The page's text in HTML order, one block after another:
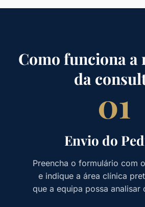
Como funciona a
da
01
Envio do
Preencha o formulário com
e indique a área clínica
que a equipa possa analisar